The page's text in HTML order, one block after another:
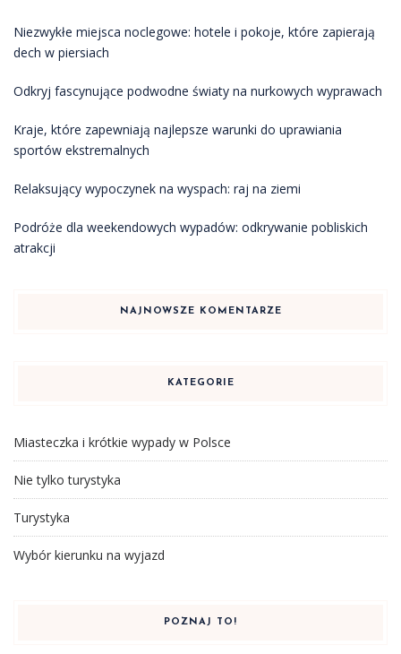
Niezwykłe miejsca noclegowe: hotele i pokoje, które zapierają
dech w piersiach
Odkryj fascynujące podwodne światy na nurkowych wyprawach
Kraje, które zapewniają najlepsze warunki do uprawiania
sportów ekstremalnych
Relaksujący wypoczynek na wyspach: raj na ziemi
Podróże dla weekendowych wypadów: odkrywanie pobliskich
atrakcji
NAJNOWSZE KOMENTARZE
KATEGORIE
Miasteczka i krótkie wypady w Polsce
Nie tylko turystyka
Turystyka
Wybór kierunku na wyjazd
POZNAJ TO!